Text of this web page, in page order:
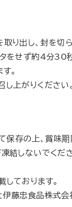
り出し、封を切ら
をせず約4分30
。
上がりください。
存の上、賞味期
結しないでくださ
ております。
藤忠食品株式会